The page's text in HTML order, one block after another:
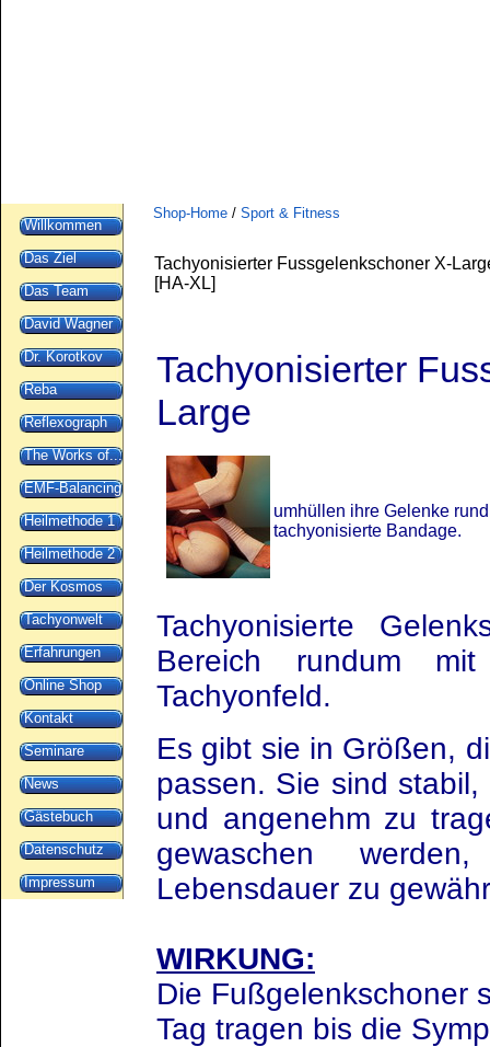
Willkommen
Das Ziel
Das Team
David Wagner
Dr. Korotkov
Reba
Reflexograph
The Works of...
EMF-Balancing
Heilmethode 1
Heilmethode 2
Der Kosmos
Tachyonwelt
Erfahrungen
Online Shop
Kontakt
Seminare
News
Gästebuch
Datenschutz
Impressum
Shop-Home / Sport & Fitness
Tachyonisierter Fussgelenkschoner X-
[HA-XL]
Tachyonisierter
Large
umhüllen ihre Gelenke
tachyonisierte Bandage.
Tachyonisierte
Bereich rundum mit
Tachyonfeld.
Es gibt sie in Größen,
passen. Sie sind
und angenehm zu
gewaschen
Lebensdauer zu
WIRKUNG:
Die Fußgelenkschoner
Tag tragen bis die